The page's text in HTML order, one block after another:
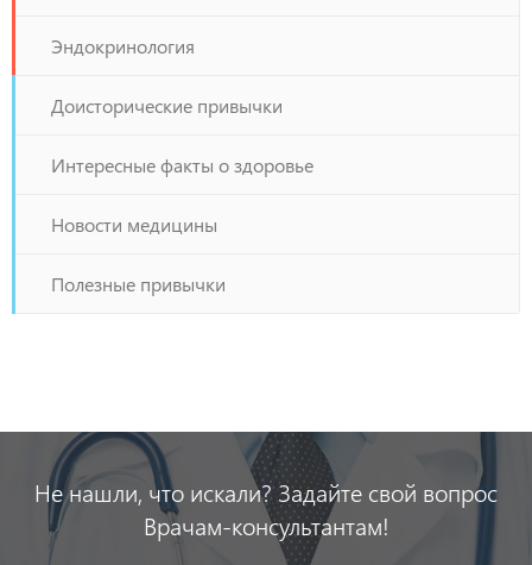
Эндокринология
Доисторические привычки
Интересные факты о здоровье
Новости медицины
Полезные привычки
Не нашли, что искали? Задайте свой вопрос
Врачам-консультантам!